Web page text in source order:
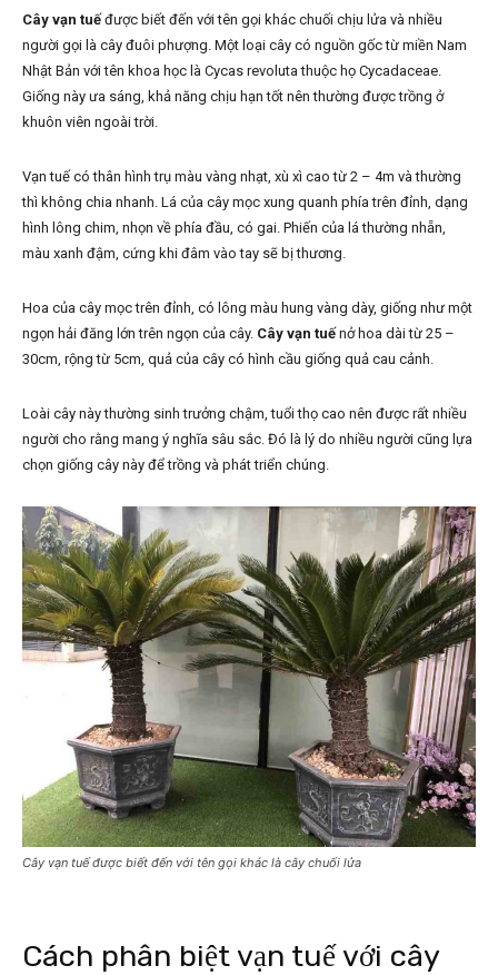
Cây vạn tuếđược biết đến với tên gọi khác chuối chịu lửa và nhiều
người gọi là cây đuôi phượng. Một loại cây có nguồn gốc từ miền Nam
Nhật Bản với tên khoa học là Cycas revoluta thuộc họ Cycadaceae.
Giống này ưa sáng, khả năng chịu hạn tốt nên thường được trồng ở
khuôn viên ngoài trời.
Vạn tuế có thân hình trụ màu vàng nhạt, xù xì cao từ 2 – 4m và thường
thì không chia nhanh. Lá của cây mọc xung quanh phía trên đỉnh, dạng
hình lông chim, nhọn về phía đầu, có gai. Phiến của lá thường nhẵn,
màu xanh đậm, cứng khi đâm vào tay sẽ bị thương.
Hoa của cây mọc trên đỉnh, có lông màu hung vàng dày, giống như một
ngọn hải đăng lớn trên ngọn của cây. Cây vạn tuếnở hoa dài từ 25 –
30cm, rộng từ 5cm, quả của cây có hình cầu giống quả cau cảnh.
Loài cây này thường sinh trưởng chậm, tuổi thọ cao nên được rất nhiều
người cho rằng mang ý nghĩa sâu sắc. Đó là lý do nhiều người cũng lựa
chọn giống cây này để trồng và phát triển chúng.
Cây vạn tuế được biết đến với tên gọi khác là cây chuối lửa
Cách phân biệt vạn tuế với cây